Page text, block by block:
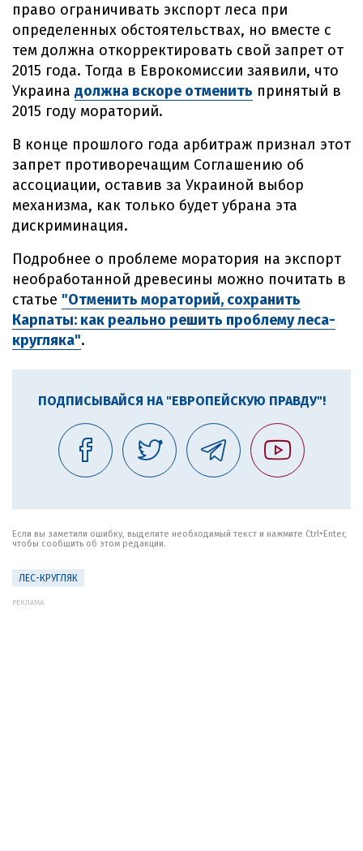
право ограничивать экспорт леса при
определенных обстоятельствах, но вместе с
тем должна откорректировать свой запрет от
2015 года. Тогда в Еврокомиссии заявили, что
Украина должна вскоре отменить принятый в
2015 году мораторий.
В конце прошлого года арбитраж признал этот
запрет противоречащим Соглашению об
ассоциации, оставив за Украиной выбор
механизма, как только будет убрана эта
дискриминация.
Подробнее о проблеме моратория на экспорт
необработанной древесины можно почитать в
статье "Отменить мораторий, сохранить
Карпаты: как реально решить проблему леса-
кругляка".
ПОДПИСЫВАЙСЯ НА "ЕВРОПЕЙСКУЮ ПРАВДУ"!
Если вы заметили ошибку, выделите необходимый текст и нажмите Ctrl+Enter,
чтобы сообщить об этом редакции.
ЛЕС-КРУГЛЯК
РЕКЛАМА: